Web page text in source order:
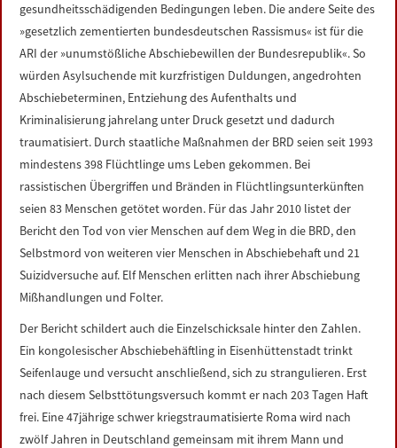
gesundheitsschädigenden Bedingungen leben. Die andere Seite des
»gesetzlich zementierten bundesdeutschen Rassismus« ist für die
ARI der »unumstößliche Abschiebewillen der Bundesrepublik«. So
würden Asylsuchende mit kurzfristigen Duldungen, angedrohten
Abschiebeterminen, Entziehung des Aufenthalts und
Kriminalisierung jahrelang unter Druck gesetzt und dadurch
traumatisiert. Durch staatliche Maßnahmen der BRD seien seit 1993
mindestens 398 Flüchtlinge ums Leben gekommen. Bei
rassistischen Übergriffen und Bränden in Flüchtlingsunterkünften
seien 83 Menschen getötet worden. Für das Jahr 2010 listet der
Bericht den Tod von vier Menschen auf dem Weg in die BRD, den
Selbstmord von weiteren vier Menschen in Abschiebehaft und 21
Suizidversuche auf. Elf Menschen erlitten nach ihrer Abschiebung
Mißhandlungen und Folter.
Der Bericht schildert auch die Einzelschicksale hinter den Zahlen.
Ein kongolesischer Abschiebehäftling in Eisenhüttenstadt trinkt
Seifenlauge und versucht anschließend, sich zu strangulieren. Erst
nach diesem Selbsttötungsversuch kommt er nach 203 Tagen Haft
frei. Eine 47jährige schwer kriegstraumatisierte Roma wird nach
zwölf Jahren in Deutschland gemeinsam mit ihrem Mann und